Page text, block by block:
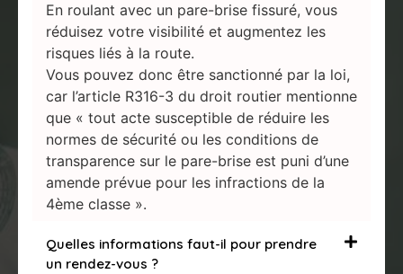
En roulant avec un pare-brise fissuré, vous
réduisez votre visibilité et augmentez les
risques liés à la route.
Vous pouvez donc être sanctionné par la loi,
car l’article R316-3 du droit routier mentionne
que « tout acte susceptible de réduire les
normes de sécurité ou les conditions de
transparence sur le pare-brise est puni d’une
amende prévue pour les infractions de la
4ème classe ».
Quelles informations faut-il pour prendre
un rendez-vous ?